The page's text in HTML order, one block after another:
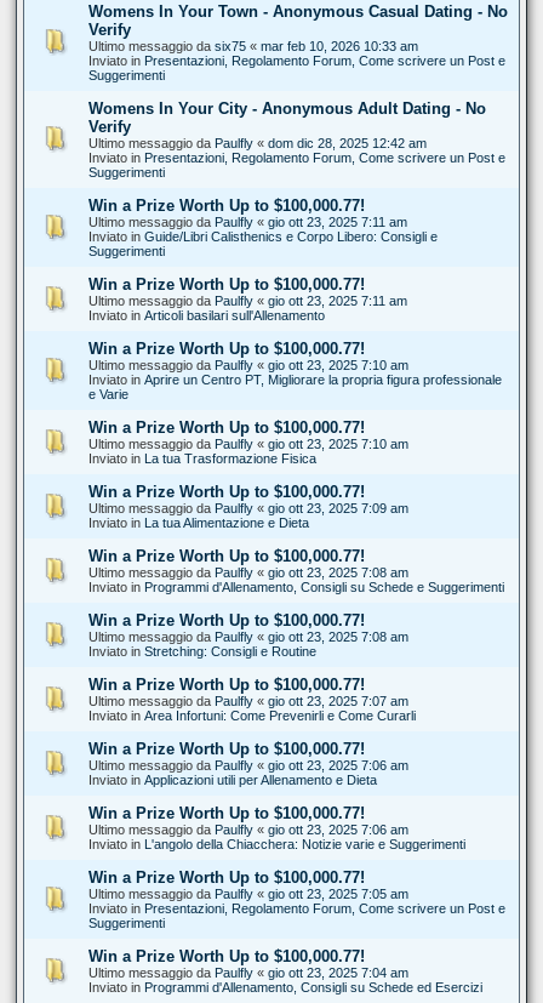
Womens In Your Town - Anonymous Casual Dating - No
Verify
Ultimo messaggio da six75 « mar feb 10, 2026 10:33 am
Inviato in Presentazioni, Regolamento Forum, Come scrivere un Post e
Suggerimenti
Womens In Your City - Anonymous Adult Dating - No
Verify
Ultimo messaggio da Paulfly « dom dic 28, 2025 12:42 am
Inviato in Presentazioni, Regolamento Forum, Come scrivere un Post e
Suggerimenti
Win a Prize Worth Up to $100,000.77!
Ultimo messaggio da Paulfly « gio ott 23, 2025 7:11 am
Inviato in Guide/Libri Calisthenics e Corpo Libero: Consigli e
Suggerimenti
Win a Prize Worth Up to $100,000.77!
Ultimo messaggio da Paulfly « gio ott 23, 2025 7:11 am
Inviato in Articoli basilari sull'Allenamento
Win a Prize Worth Up to $100,000.77!
Ultimo messaggio da Paulfly « gio ott 23, 2025 7:10 am
Inviato in Aprire un Centro PT, Migliorare la propria figura professionale
e Varie
Win a Prize Worth Up to $100,000.77!
Ultimo messaggio da Paulfly « gio ott 23, 2025 7:10 am
Inviato in La tua Trasformazione Fisica
Win a Prize Worth Up to $100,000.77!
Ultimo messaggio da Paulfly « gio ott 23, 2025 7:09 am
Inviato in La tua Alimentazione e Dieta
Win a Prize Worth Up to $100,000.77!
Ultimo messaggio da Paulfly « gio ott 23, 2025 7:08 am
Inviato in Programmi d'Allenamento, Consigli su Schede e Suggerimenti
Win a Prize Worth Up to $100,000.77!
Ultimo messaggio da Paulfly « gio ott 23, 2025 7:08 am
Inviato in Stretching: Consigli e Routine
Win a Prize Worth Up to $100,000.77!
Ultimo messaggio da Paulfly « gio ott 23, 2025 7:07 am
Inviato in Area Infortuni: Come Prevenirli e Come Curarli
Win a Prize Worth Up to $100,000.77!
Ultimo messaggio da Paulfly « gio ott 23, 2025 7:06 am
Inviato in Applicazioni utili per Allenamento e Dieta
Win a Prize Worth Up to $100,000.77!
Ultimo messaggio da Paulfly « gio ott 23, 2025 7:06 am
Inviato in L'angolo della Chiacchera: Notizie varie e Suggerimenti
Win a Prize Worth Up to $100,000.77!
Ultimo messaggio da Paulfly « gio ott 23, 2025 7:05 am
Inviato in Presentazioni, Regolamento Forum, Come scrivere un Post e
Suggerimenti
Win a Prize Worth Up to $100,000.77!
Ultimo messaggio da Paulfly « gio ott 23, 2025 7:04 am
Inviato in Programmi d'Allenamento, Consigli su Schede ed Esercizi